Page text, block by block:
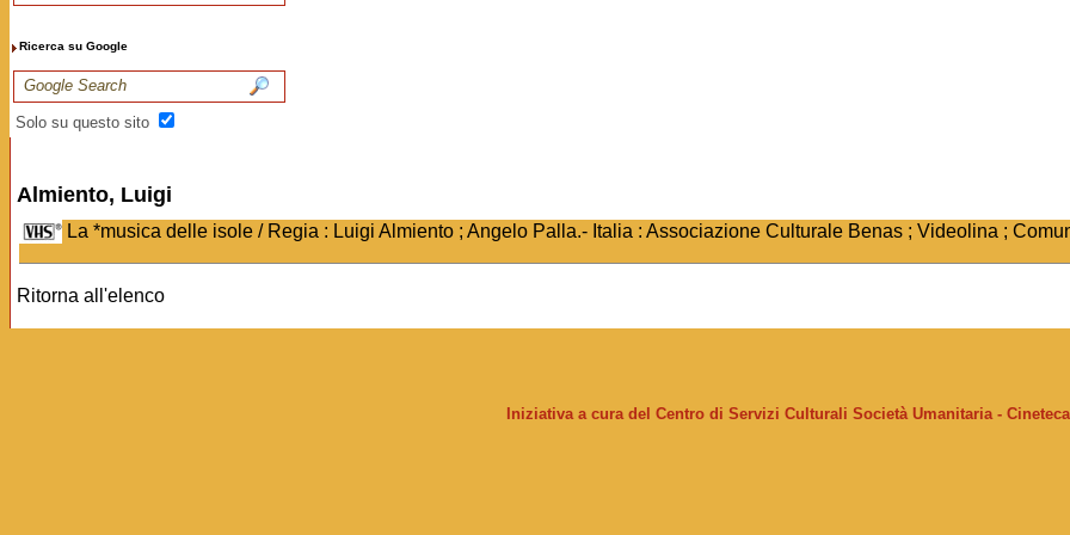
Ricerca su Google
Solo su questo sito
Almiento, Luigi
La *musica delle isole / Regia : Luigi Almiento ; Angelo Palla.- Italia : Associazione Culturale Benas ; Videolina ;
Ritorna all'elenco
Iniziativa a cura del Centro di Servizi Culturali Società Umanitaria -